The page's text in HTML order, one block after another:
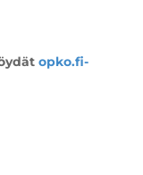
opko.fi-